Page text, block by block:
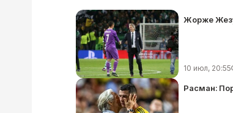
Жорже
10 июл, 20:55
Расман: